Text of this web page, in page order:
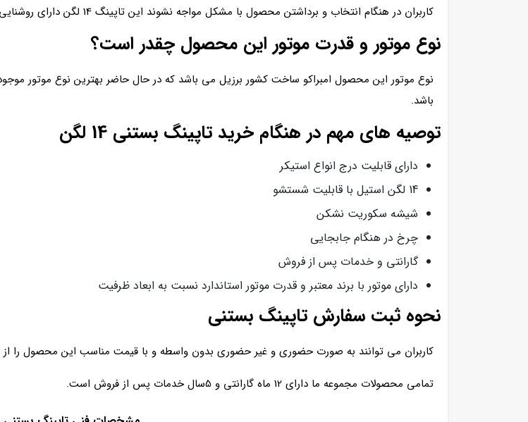
کاربران در هنگام انتخاب و برداشتن محصول با مشکل مواجه نشوند این تاپینگ 14 لگن دارای روشنایی LED می باشد.
نوع موتور و قدرت موتور این محصول چقدر است؟
باشد.
توصیه های مهم در هنگام خرید تاپینگ بستنی 14 لگن
دارای قابلیت درج انواع استیکر
14 لگن استیل با قابلیت شستشو
شیشه سکوریت نشکن
چرخ در هنگام جابجایی
گارانتی و خدمات پس از فروش
دارای موتور با برند معتبر و قدرت موتور استاندارد نسبت به ابعاد ظرفیت
نحوه ثبت سفارش تاپینگ بستنی
کاربران می توانند به صورت حضوری و غیر حضوری بدون واسطه و با قیمت مناسب این محصول را
تمامی محصولات مجموعه ما دارای 12 ماه گارانتی و 5سال خدمات پس از فروش است.